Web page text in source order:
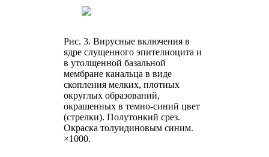
Рис. 3. Вирусные включения в
ядре слущенного эпителиоцита и
в утолщенной базальной
мембране канальца в виде
скопления мелких, плотных
округлых образований,
окрашенных в темно-синий цвет
(стрелки). Полутонкий срез.
Окраска толуидиновым синим.
×1000.